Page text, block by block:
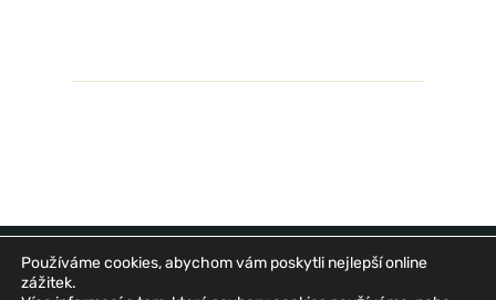
Používáme cookies, abychom vám poskytli nejlepší online
zážitek.